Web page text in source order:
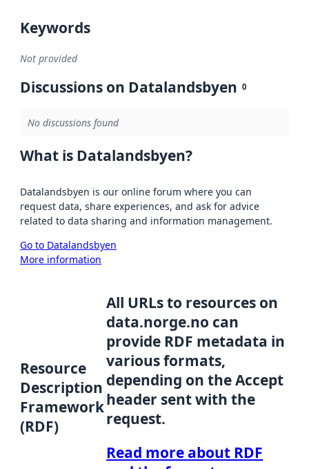
Keywords
Not provided
Discussions on Datalandsbyen 0
No discussions found
What is Datalandsbyen?
Datalandsbyen is our online forum where you can
request data, share experiences, and ask for advice
related to data sharing and information management.
Go to Datalandsbyen
More information
Resource
Description
Framework
(RDF)
All URLs to resources on
data.norge.no can
provide RDF metadata in
various formats,
depending on the Accept
header sent with the
request.
Read more about RDF